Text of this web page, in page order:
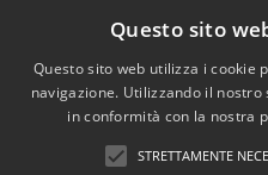
Accessibilità
Questo sito
Questo sito web utilizza i cookie
navigazione. Utilizzando il
in conformità con la nostra
STRETTAMENTE